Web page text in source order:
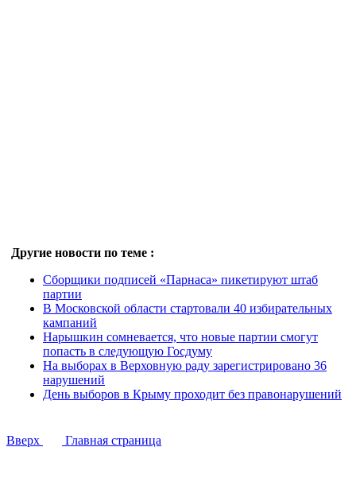
Другие новости по теме :
Сборщики подписей «Парнаса» пикетируют штаб
партии
В Московской области стартовали 40 избирательных
кампаний
Нарышкин сомневается, что новые партии смогут
попасть в следующую Госдуму
На выборах в Верховную раду зарегистрировано 36
нарушений
День выборов в Крыму проходит без правонарушений
Вверх Главная страница